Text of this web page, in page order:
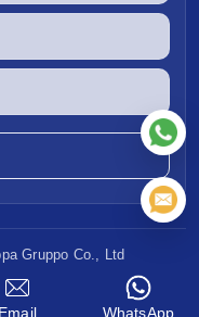
Gruppo Co., Ltd
Email WhatsApp